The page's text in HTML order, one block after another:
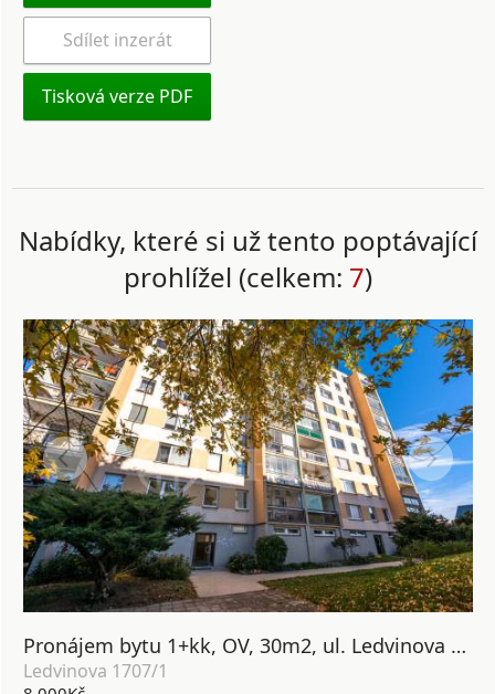
Sdílet inzerát
Tisková verze PDF
Nabídky, které si už tento poptávající
prohlížel (celkem: 7)
Pronájem bytu 1+kk, OV, 30m2, ul. Ledvinova 1707/1, Praha - 4 Chodov
Ledvinova 1707/1